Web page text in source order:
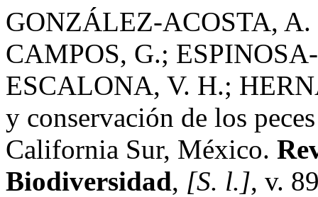
GONZÁLEZ-ACOSTA,
CAMPOS, G.;
ESCALONA, V. H.;
y conservación de los
California Sur, México.
Biodiversidad, [S. l.], v.